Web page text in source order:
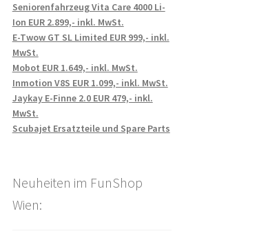
Seniorenfahrzeug Vita Care 4000 Li-
Ion EUR 2.899,- inkl. MwSt.
E-Twow GT SL Limited EUR 999,- inkl.
MwSt.
Mobot EUR 1.649,- inkl. MwSt.
Inmotion V8S EUR 1.099,- inkl. MwSt.
Jaykay E-Finne 2.0 EUR 479,- inkl.
MwSt.
Scubajet Ersatzteile und Spare Parts
Neuheiten im FunShop
Wien: